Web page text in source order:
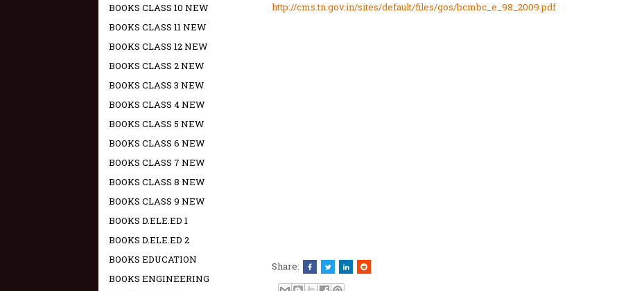
http://cms.tn.gov.in/sites/default/files/gos/bcmbc_e_98_2009.pdf
Share:
BOOKS CLASS 10 NEW
BOOKS CLASS 11 NEW
BOOKS CLASS 12 NEW
BOOKS CLASS 2 NEW
BOOKS CLASS 3 NEW
BOOKS CLASS 4 NEW
BOOKS CLASS 5 NEW
BOOKS CLASS 6 NEW
BOOKS CLASS 7 NEW
BOOKS CLASS 8 NEW
BOOKS CLASS 9 NEW
BOOKS D.ELE.ED 1
BOOKS D.ELE.ED 2
BOOKS EDUCATION
BOOKS ENGINEERING